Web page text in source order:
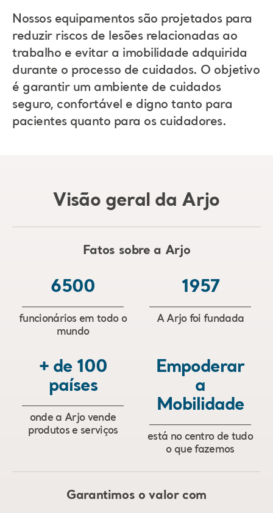
Nossos equipamentos são projetados para
reduzir riscos de lesões relacionadas ao
trabalho e evitar a imobilidade adquirida
durante o processo de cuidados. O objetivo
é garantir um ambiente de cuidados
seguro, confortável e digno tanto para
pacientes quanto para os cuidadores.
Visão geral da Arjo
Fatos sobre a Arjo
6500
funcionários em todo o
mundo
1957
A Arjo foi fundada
+ de 100
países
onde a Arjo vende
produtos e serviços
Empoderar
a
Mobilidade
está no centro de tudo
o que fazemos
Garantimos o valor com